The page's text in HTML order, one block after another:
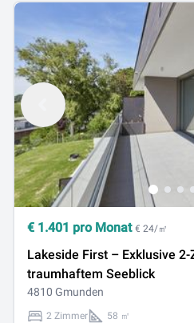
€ 1.401 pro Monat € 24/㎡
Lakeside First – Exklusive
traumhaftem Seeblick
4810 Gmunden
2 Zimmer 58 ㎡